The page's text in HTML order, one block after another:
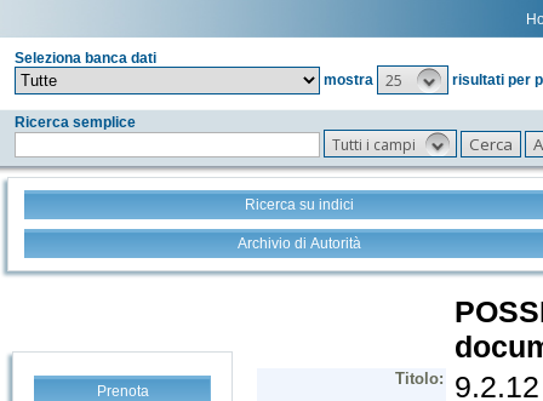
Seleziona banca dati
mostra
25 risultati per
Ricerca semplice
Tutti i campi
Ricerca su indici
Archivio di Autorità
Prenota